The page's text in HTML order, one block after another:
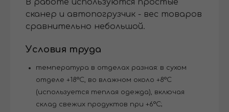
В работе используются простые
сканер и автопогрузчик - вес товаров
сравнительно небольшой.
Условия труда
температура в отделах разная: в сухом
отделе +18°С, во влажном около +8°С
(используется теплая одежда), включая
склад свежих продуктов при +6°C;